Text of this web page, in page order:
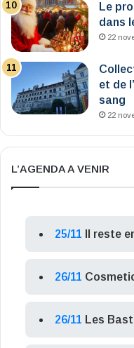
Le
dans
22
et de
sang
22
L’AGENDA A VENIR
25/11 Il reste
26/11
26/11 Les